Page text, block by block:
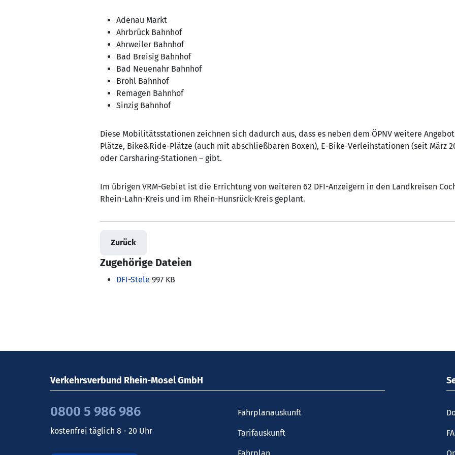
Adenau Markt
Ahrbrück Bahnhof
Ahrweiler Bahnhof
Bad Breisig Bahnhof
Bad Neuenahr Bahnhof
Brohl Bahnhof
Remagen Bahnhof
Sinzig Bahnhof
Diese Mobilitätsstationen zeichnen sich dadurch aus, dass es neben dem ÖPNV weitere
Plätze, Bike&Ride-Plätze (auch mit abschließbaren Boxen), E-Bike-Verleihstationen (seit März
oder Carsharing-Stationen – gibt.
Im übrigen VRM-Gebiet ist die Errichtung von weiteren 62 DFI-Anzeigern in den Landkreisen
Rhein-Lahn-Kreis und im Rhein-Hunsrück-Kreis geplant.
Zurück
Zugehörige Dateien
DFI-Stele 997 KB
Verkehrsverbund Rhein-Mosel GmbH
0800 5 986 986
kostenfrei täglich 8 - 20 Uhr
Fahrplanauskunft
Tarifauskunft